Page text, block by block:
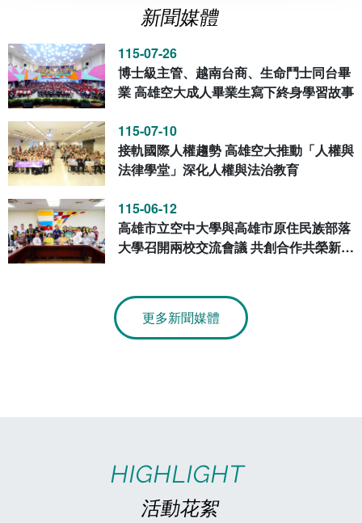
報名系統
線上報名
線上報名查詢
研發處
秘書處事務組
秘書處出納組
秘書處文書組
教學媒體處
文化藝術學系
科技管理學系
健康管理與促進學系
網路選課
網路教學 3.0 (111-2學期啟用)
校園行事曆
資訊服務線上報修系統
消耗品申請
會計預警及請購系統
教室‧會議室預約系統
線上報修最新消息
法令規章
書表下載
政府公開資訊
常見問答
意見信箱
各單位意見信箱
新聞媒體
115-07-26
博士級主管、越南台商、生命鬥士同台畢
業 高雄空大成人畢業生寫下終身學習故事
115-07-10
接軌國際人權趨勢 高雄空大推動「人權與
法律學堂」深化人權與法治教育
115-06-12
高雄市立空中大學與高雄市原住民族部落
大學召開兩校交流會議 共創合作共榮新篇
更多新聞媒體
HIGHLIGHT
活動花絮